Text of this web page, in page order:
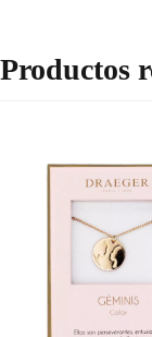
Productos